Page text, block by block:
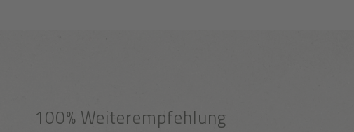
100% Weiterempfehlung